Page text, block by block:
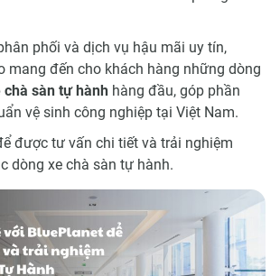
phối và dịch vụ hậu mãi uy tín,
mang đến cho khách hàng những dòng
chà sàn tự hành hàng đầu, góp phần
vệ sinh công nghiệp tại Việt Nam.
được tư vấn chi tiết và trải nghiệm
dòng xe chà sàn tự hành.